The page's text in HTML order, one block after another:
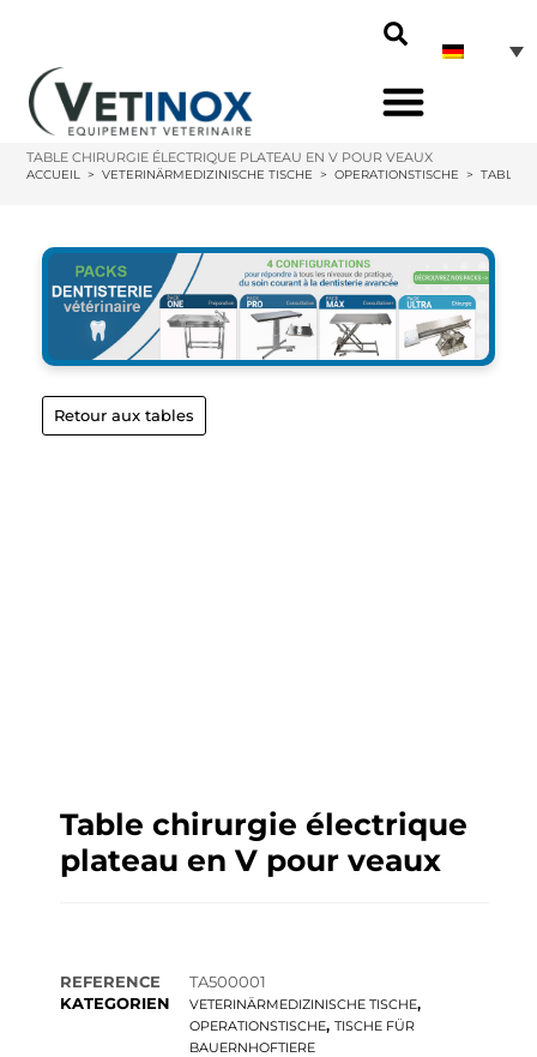
TABLE CHIRURGIE ÉLECTRIQUE PLATEAU EN V POUR VEAUX
ACCUEIL > VETERINÄRMEDIZINISCHE TISCHE > OPERATIONSTISCHE > TABLE
Retour aux tables
Table chirurgie électrique
plateau en V pour veaux
REFERENCE
TA500001
KATEGORIEN
VETERINÄRMEDIZINISCHE TISCHE,
OPERATIONSTISCHE, TISCHE FÜR
BAUERNHOFTIERE